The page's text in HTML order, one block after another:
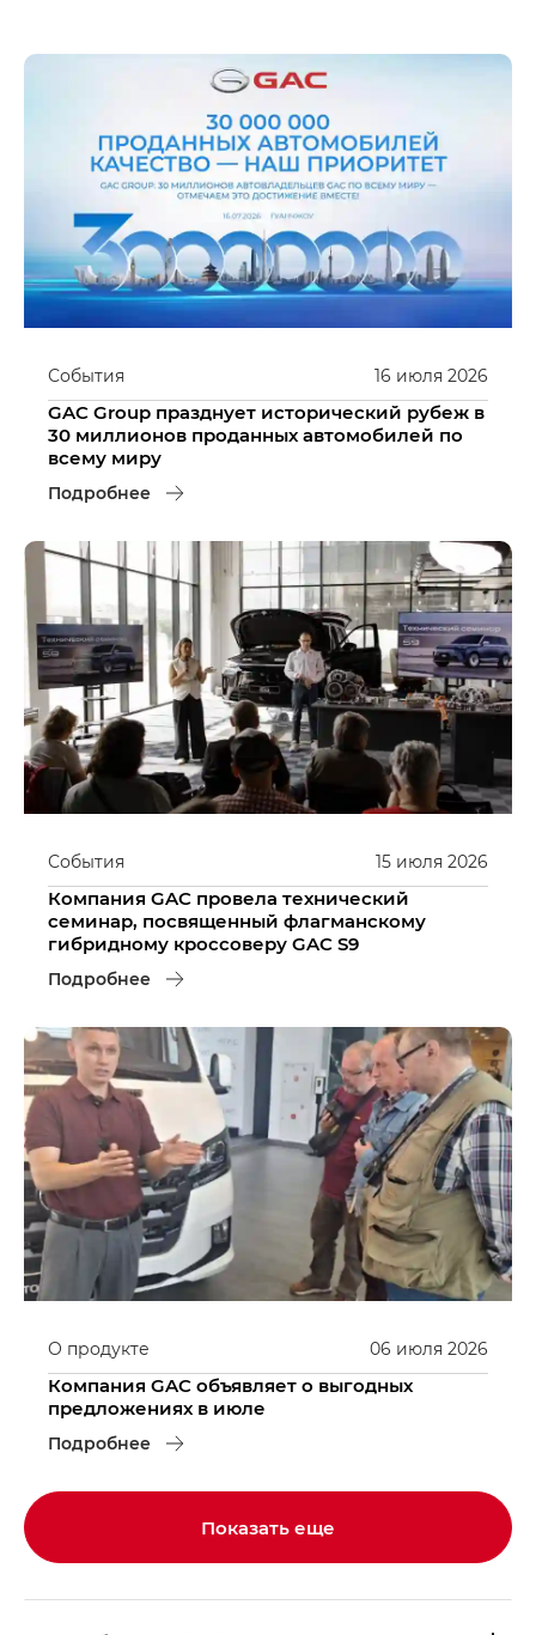
16 июля 2026
События
GAC Group празднует исторический рубеж в
30 миллионов проданных автомобилей по
всему миру
Подробнее
15 июля 2026
События
Компания GAC провела технический
семинар, посвященный флагманскому
гибридному кроссоверу GAC S9
Подробнее
06 июля 2026
О продукте
Компания GAC объявляет о выгодных
предложениях в июле
Подробнее
Показать еще